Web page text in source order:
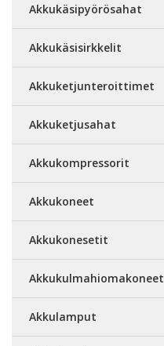
Akkukäsipyörösahat
Akkukäsisirkkelit
Akkuketjunteroittimet
Akkuketjusahat
Akkukompressorit
Akkukoneet
Akkukonesetit
Akkukulmahiomakoneet
Akkulamput